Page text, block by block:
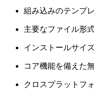
組み込みのテンプ
主要なファイル形
インストールサイ
コア機能を備えた
クロスプラットフ